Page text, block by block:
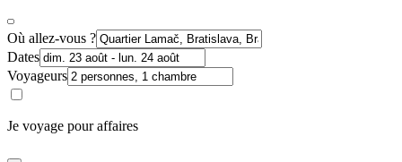
Où allez-vous ?
Dates
Voyageurs
Je voyage pour affaires